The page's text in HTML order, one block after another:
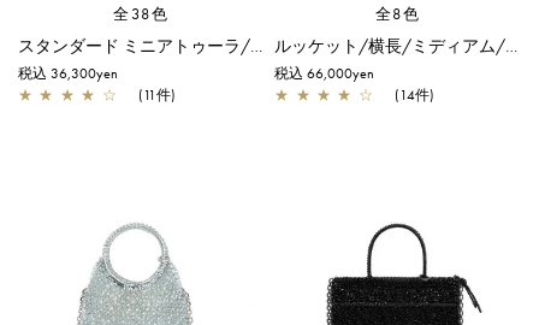
全38色
税込 36,300yen
★ ★ ★ ★ ☆ (11件)
全8色
税込 66,000yen
★ ★ ★ ★ ☆ (14件)